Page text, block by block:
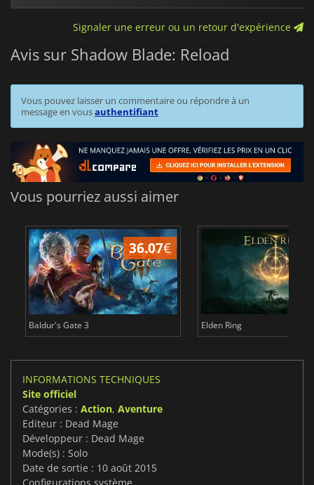
Signaler une erreur ou un retour d'expérience
Avis sur Shadow Blade: Reload
Vous pouvez laisser un commentaire ou répondre à un
message en vousauthentifiant
Vous pourriez aussi aimer
36.07€
Baldur's Gate 3 Elden Ring
INFORMATIONS TECHNIQUES
Site officiel
Catégories : Action, Aventure
Editeur : Dead Mage
Développeur : Dead Mage
Mode(s) : Solo
Date de sortie : 10 août 2015